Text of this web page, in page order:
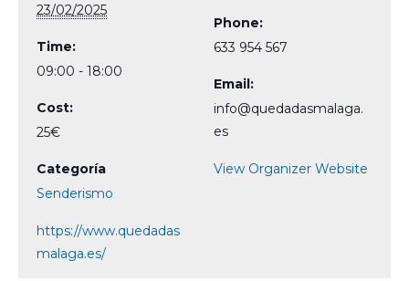
23/02/2025
Time:
09:00 - 18:00
Cost:
25€
Categoría
Senderismo
https://www.quedadas
malaga.es/
Phone:
633 954 567
Email:
info@quedadasmalaga.
es
View Organizer Website